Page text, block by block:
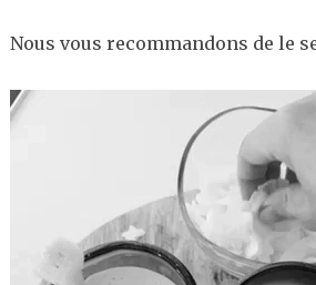
Nous vous recommandons de le
Lecteur